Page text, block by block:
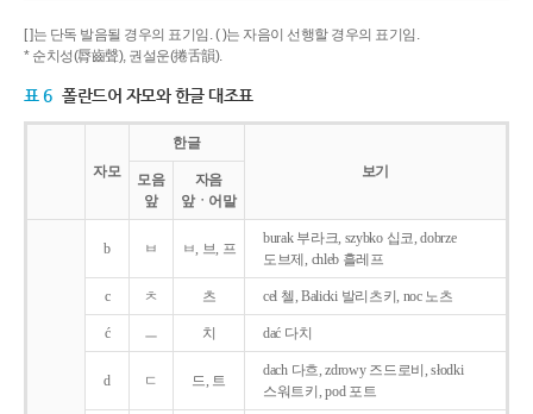
[ ]는 단독 발음될 경우의 표기임. ( )는 자음이 선행할 경우의 표기임.
* 순치성(脣齒聲), 권설운(捲舌韻).
표 6 폴란드어 자모와 한글 대조표
자모
한글
보기
모음
앞
자음
앞ㆍ어말
b ㅂ ㅂ, 브, 프
burak 부라크, szybko 십코, dobrze
도브제, chleb 흘레프
c ㅊ 츠 cel 첼, Balicki 발리츠키, noc 노츠
ć ㅡ 치 dać 다치
d ㄷ 드, 트
dach 다흐, zdrowy 즈드로비, słodki
스워트키, pod 포트